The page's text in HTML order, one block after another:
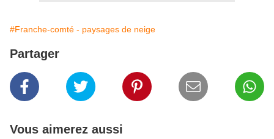
#Franche-comté - paysages de neige
Partager
Vous aimerez aussi